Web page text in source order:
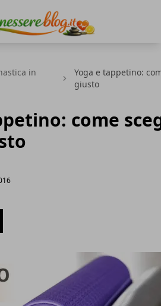
in
Yoga e tappetino:
giusto
come